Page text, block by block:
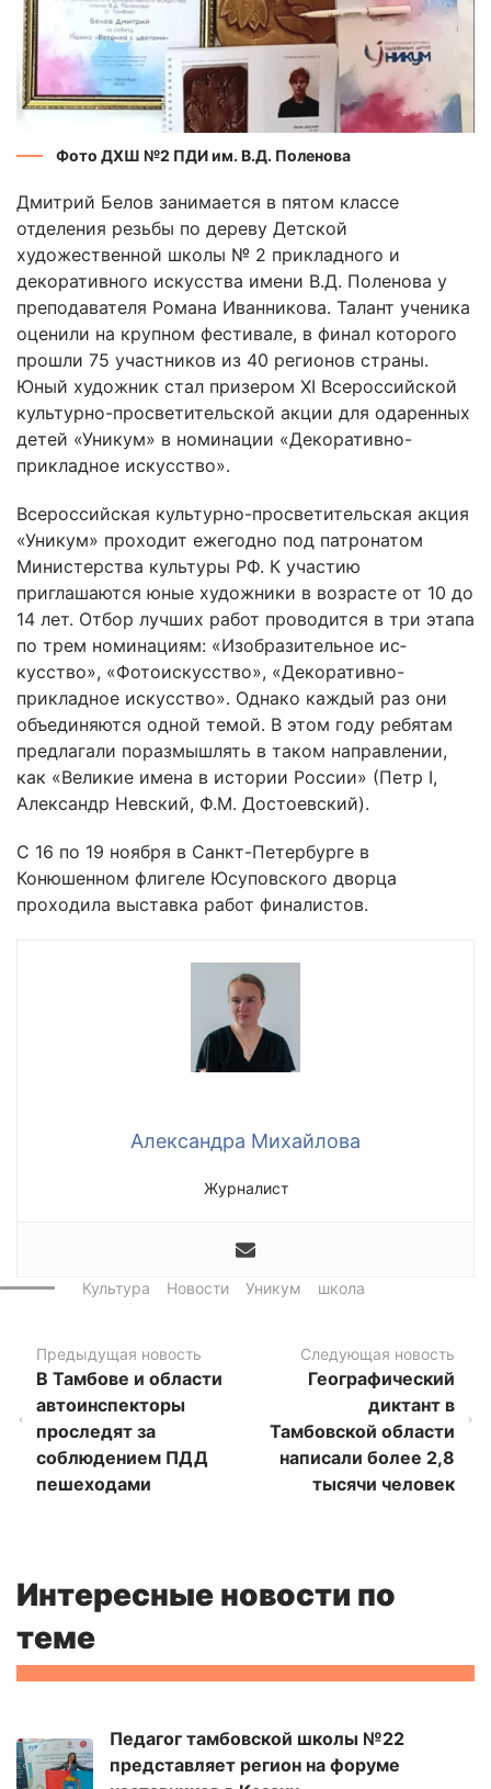
Фото ДХШ №2 ПДИ им. В.Д. Поленова
Дмитрий Белов занимается в пятом классе
отделения резьбы по дереву Детской
художественной школы № 2 прикладного и
декоративного искусства имени В.Д. Поленова у
преподавателя Романа Иванникова. Талант ученика
оценили на крупном фестивале, в финал которого
прошли 75 участников из 40 регионов страны.
Юный художник стал призером XI Всероссийской
культурно-просветительской акции для одаренных
детей «Уникум» в номинации «Декоративно-
прикладное искусство».
Всероссийская культурно-просветительская акция
«Уникум» проходит ежегодно под патронатом
Министерства культуры РФ. К участию
приглашаются юные художники в возрасте от 10 до
14 лет. Отбор лучших работ проводится в три этапа
по трем номинациям: «Изобразительное ис­
кусство», «Фотоискусство­», «Декоратив­но-
прикладное искусс­тво». Однако каждый раз они
объединяются одной темой. В этом году ребятам
предлагали поразмышлять в таком направлении,
как «Великие имена в истории Росси­и» (Петр I,
Александр Невский, Ф.М. Достоевский).
С 16 по 19 ноября в Санкт-Петербурге в
Конюшенном флигеле Юсуповского дворца
проходила выставка работ финалистов.
Александра Михайлова
Журналист
Культура Новости Уникум школа
Предыдущая новость
В Тамбове и области
автоинспекторы
проследят за
соблюдением ПДД
пешеходами
Следующая новость
Географический
диктант в
Тамбовской области
написали более 2,8
тысячи человек
Интересные новости по
теме
Педагог тамбовской школы №22
представляет регион на форуме